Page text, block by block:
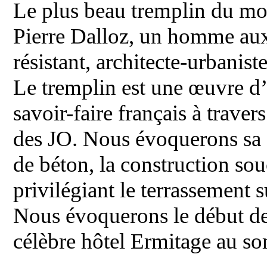
Le plus beau tremplin du
Pierre Dalloz, un homme
résistant, architecte-
Le tremplin est une œuvre
savoir-faire français à
des JO. Nous évoquerons
de béton, la construction
privilégiant le terrassement
Nous évoquerons le début
célèbre hôtel Ermitage au